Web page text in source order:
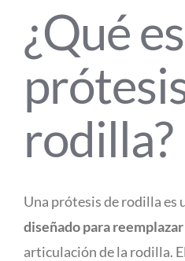
¿Qué
rodilla?
Una prótesis de rodilla es
diseñado para reemplazar
articulación de la rodilla.